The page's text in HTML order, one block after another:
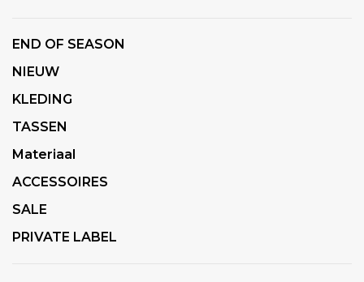
END OF SEASON
NIEUW
KLEDING
TASSEN
Materiaal
ACCESSOIRES
SALE
PRIVATE LABEL